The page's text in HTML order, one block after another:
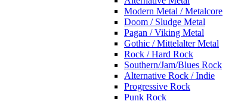
Modern Metal / Metalcore
Doom / Sludge Metal
Pagan / Viking Metal
Gothic / Mittelalter Metal
Rock / Hard Rock
Southern/Jam/Blues Rock
Alternative Rock / Indie
Progressive Rock
Punk Rock